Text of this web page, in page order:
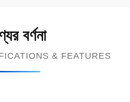
বর্ণনা
& FEATURES